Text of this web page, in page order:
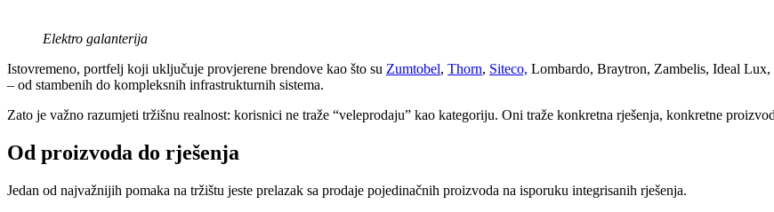
Elektro galanterija
Istovremeno, portfelj koji uključuje provjerene brendove kao što su Zumtobel, Thorn, Siteco, Lombardo, Braytron, Zambelis, Ideal
– od stambenih do kompleksnih infrastrukturnih sistema.
Zato je važno razumjeti tržišnu realnost: korisnici ne traže “veleprodaju” kao kategoriju. Oni traže konkretna rješenja, konkretne
Od proizvoda do rješenja
Jedan od najvažnijih pomaka na tržištu jeste prelazak sa prodaje pojedinačnih proizvoda na isporuku integrisanih rješenja.